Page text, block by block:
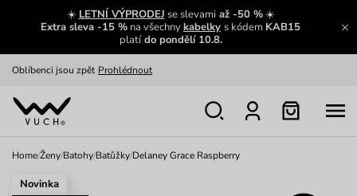
☀️ LETNÍ VÝPRODEJ se slevamiaž -50 %☀️
Extra sleva -15 % na všechnykabelky s kódem KAB15
platído pondělí 10.8.
Zajímavosti ze světa Vuch:
Zobrazit
Oblíbenci jsou zpět Prohlédnout
Nech se inspirovat
Home/Ženy/Batohy/Batůžky/Delaney Grace Raspberry
Novinka